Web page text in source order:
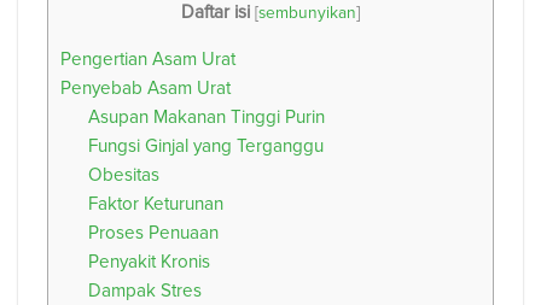
Daftar isi [sembunyikan]
Pengertian Asam Urat
Penyebab Asam Urat
Asupan Makanan Tinggi Purin
Fungsi Ginjal yang Terganggu
Obesitas
Faktor Keturunan
Proses Penuaan
Penyakit Kronis
Dampak Stres